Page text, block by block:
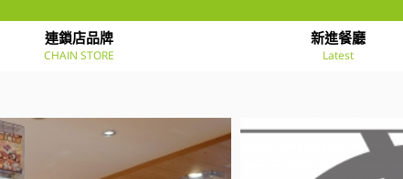
連鎖店品牌
CHAIN STORE
新進餐廳
Latest